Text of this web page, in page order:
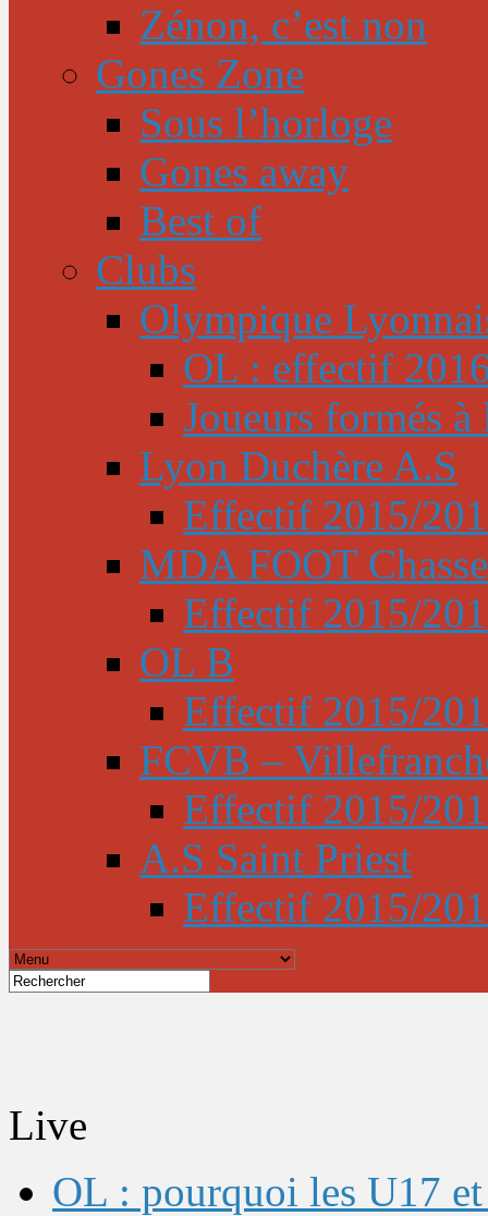
Zénon, c’est non
Gones Zone
Sous l’horloge
Gones away
Best of
Clubs
Olympique
OL : effectif
Joueurs formés
Lyon Duchère A.S
Effectif 2015/
MDA FOOT
Effectif 2015/
OL B
Effectif 2015/
FCVB –
Effectif 2015/
A.S Saint Priest
Effectif 2015/
Live
OL : pourquoi les U17